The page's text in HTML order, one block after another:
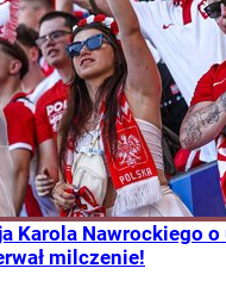
Karola Nawrockiego
milczenie!